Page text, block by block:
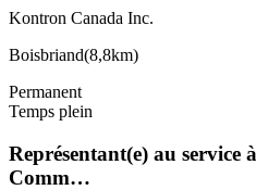
Kontron Canada Inc.
Boisbriand(8,8km)
Permanent
Temps plein
Représentant(e) au service
Comm…